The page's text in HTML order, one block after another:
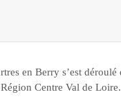
en Berry s’est déroulé
Centre Val de Loire.